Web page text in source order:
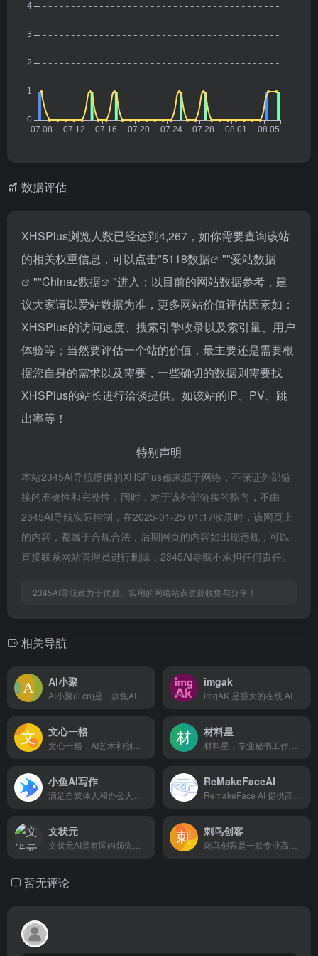
数据评估
XHSPlus浏览人数已经达到4,267，如你需要查询该站
的相关权重信息，可以点击"5118数据 ""爱站数据
""Chinaz数据
"进入；以目前的网站数据参考，建
议大家请以爱站数据为准，更多网站价值评估因素如：
XHSPlus的访问速度、搜索引擎收录以及索引量、用户
体验等；当然要评估一个站的价值，最主要还是需要根
据您自身的需求以及需要，一些确切的数据则需要找
XHSPlus的站长进行洽谈提供。如该站的IP、PV、跳
出率等！
特别声明
本站2345AI导航提供的XHSPlus都来源于网络，不保证外部链
接的准确性和完整性，同时，对于该外部链接的指向，不由
2345AI导航实际控制，在2025-01-25 01:17收录时，该网页上
的内容，都属于合规合法，后期网页的内容如出现违规，可以
直接联系网站管理员进行删除，2345AI导航不承担任何责任。
2345AI导航致力于优质、实用的网络站点资源收集与分享！
相关导航
AI小聚 imgak
文心一格 材料星
小鱼AI写作 ReMakeFaceAI
文状元 刺鸟创客
暂无评论